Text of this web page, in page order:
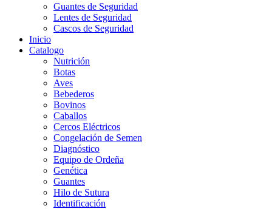
Guantes de Seguridad
Lentes de Seguridad
Cascos de Seguridad
Inicio
Catalogo
Nutrición
Botas
Aves
Bebederos
Bovinos
Caballos
Cercos Eléctricos
Congelación de Semen
Diagnóstico
Equipo de Ordeña
Genética
Guantes
Hilo de Sutura
Identificación